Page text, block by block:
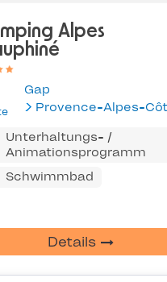
Alpes
Gap
Unterhaltungs- /
Animationsprogramm
Schwimmbad
Details